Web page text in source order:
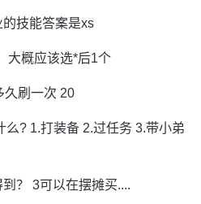
技能答案是xs
大概应该选*后1个
久刷一次 20
么? 1.打装备 2.过任务 3.带小弟
？ 3可以在摆摊买....